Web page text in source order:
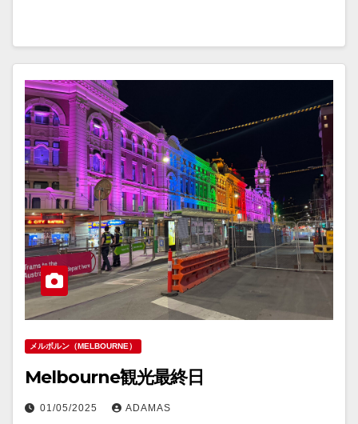
メルボルン（MELBOURNE）
Melbourne観光最終日
01/05/2025 ADAMAS